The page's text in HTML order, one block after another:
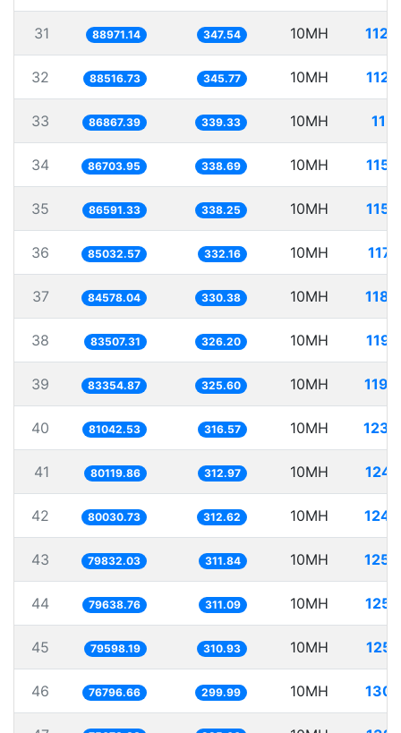
31 88971.14 347.54 10MH
32 88516.73 345.77 10MH
33 86867.39 339.33 10MH
34 86703.95 338.69 10MH
35 86591.33 338.25 10MH
36 85032.57 332.16 10MH
37 84578.04 330.38 10MH
38 83507.31 326.20 10MH
39 83354.87 325.60 10MH
40 81042.53 316.57 10MH
41 80119.86 312.97 10MH
42 80030.73 312.62 10MH
43 79832.03 311.84 10MH
44 79638.76 311.09 10MH
45 79598.19 310.93 10MH
46 76796.66 299.99 10MH